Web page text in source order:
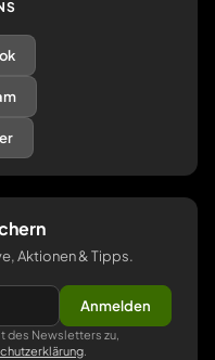
Aktionen & Tipps.
Anmelden
des Newsletters zu,